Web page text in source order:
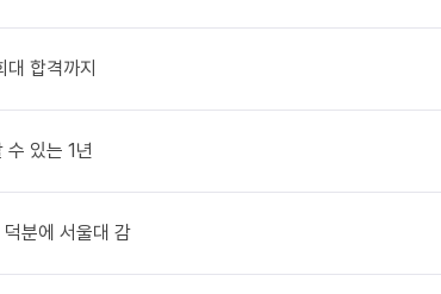
합격까지
있는 1년
분에 서울대 감